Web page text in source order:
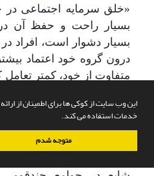
این وب سایت از کوکی ها برای اطمینان از
خدمات استفاده می کند.
متوجه شدم
«خلق سرمایه اجتماعی
بسیار راحت و حفظ آن
بسیار دشوار است، افراد
درون گروه خود اعتماد
متفاوت از خود، کمتر تعامل
های
تکیه بر باورهای
اجتماعی، نابرابری
خشونت نمادین، انسجام
کنش‌های عاطفی و